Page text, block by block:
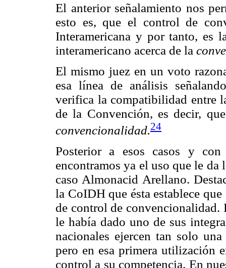
El anterior señalamiento nos
esto es, que el control de
Interamericana y por tanto, es
interamericano acerca de la
El mismo juez en un voto
esa línea de análisis
verifica la compatibilidad entre
de la Convención, es decir,
convencionalidad.24
Posterior a esos casos y
encontramos ya el uso que le da
caso Almonacid Arellano.
la CoIDH que ésta establece
de control de convencionalidad.
le había dado uno de sus
nacionales ejercen tan solo
pero en esa primera utilización
control a su competencia. En